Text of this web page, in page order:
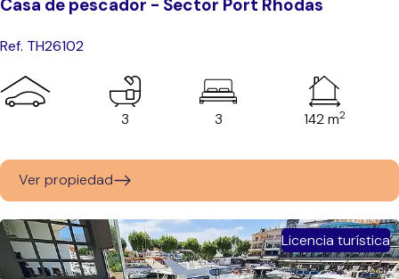
Casa de pescador - Sector Port Rhodas
Ref. TH26102
3 3 142 m2
Ver propiedad
Licencia turística